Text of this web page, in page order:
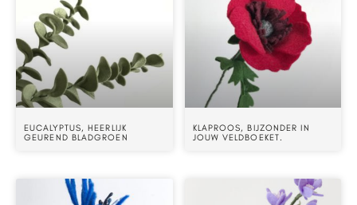
EUCALYPTUS, HEERLIJK
GEUREND BLADGROEN
KLAPROOS, BIJZONDER IN
JOUW VELDBOEKET.